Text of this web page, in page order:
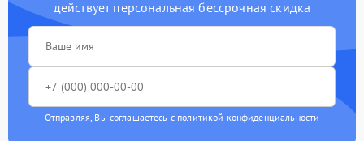
действует персональная бессрочная скидка
Отправляя, Вы соглашаетесь с политикой конфиденциальности